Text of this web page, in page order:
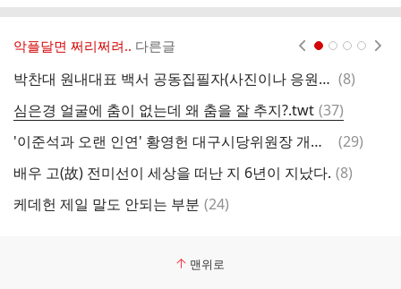
악플달면 쩌리쩌려.. 다른글
박찬대 원내대표 백서 공동집필자(사진이나 응원글) 모집 댓
(8)
심은경 얼굴에 춤이 없는데 왜 춤을 잘 추지?.twt 댓
글
(37)
'이준석과 오랜 인연' 황영헌 대구시당위원장 개혁신당 떠난다
댓
(29)
배우 고(故) 전미선이 세상을 떠난 지 6년이 지났다. 댓
(8)
케데헌 제일 말도 안되는 부분 댓
(24)
맨위로